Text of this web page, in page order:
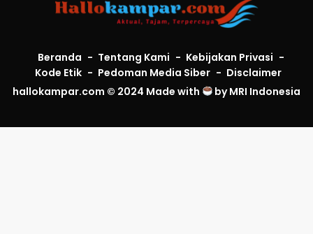
Beranda Tentang Kami
Kebijakan Privasi
Kode Etik
Pedoman Media Siber
Disclaimer
hallokampar.com © 2024 Made with
byMRI Indonesia